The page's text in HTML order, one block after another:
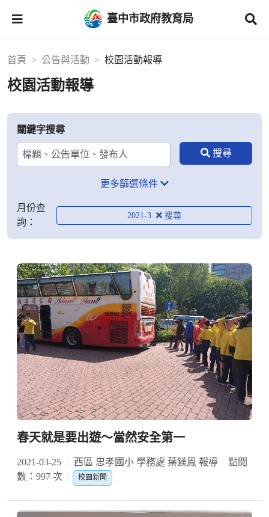
臺中市政府教育局
首頁 公告與活動 校園活動報導
校園活動報導
關鍵字搜尋
更多篩選條件
月份查
詢：
2021-3
春天就是要出遊～當然安全第一
2021-03-25 西區 忠孝國小 學務處 葉鎂鳳 報導
點閱
數：997 次
校園新聞